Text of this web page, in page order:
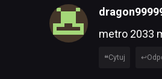
metro 2033
Cytuj